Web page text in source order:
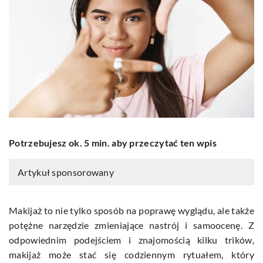
Potrzebujesz ok. 5 min. aby przeczytać ten wpis
Artykuł sponsorowany
Makijaż to nie tylko sposób na poprawę wyglądu, ale także
potężne narzędzie zmieniające nastrój i samoocenę. Z
odpowiednim podejściem i znajomością kilku trików,
makijaż może stać się codziennym rytuałem, który